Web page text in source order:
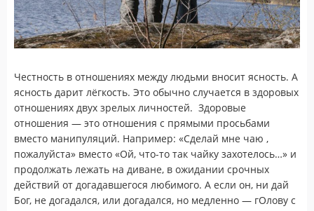
Честность в отношениях между людьми вносит ясность. А
ясность дарит лёгкость. Это обычно случается в здоровых
отношениях двух зрелых личностей. Здоровые
отношения — это отношения с прямыми просьбами
вместо манипуляций. Например: «Сделай мне чаю ,
пожалуйста» вместо «Ой, что-то так чайку захотелось…» и
продолжать лежать на диване, в ожидании срочных
действий от догадавшегося любимого. А если он, ни дай
Бог, не догадался, или догадался, но медленно — гОлову с